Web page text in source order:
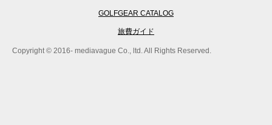
GOLFGEAR CATALOG
旅費ガイド
Copyright © 2016- mediavague Co., ltd. All Rights Reserved.